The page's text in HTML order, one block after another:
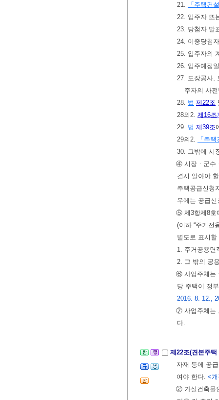
21.
「주택건
22. 입주자 또
23. 당첨자 발
24. 이중당첨
25. 입주자의
26. 입주예정일
27. 도장공사,
주자의 사
28. 법 제22조
28의2. 제16조
29. 법 제39조
29의2.
「주
30. 그밖에 시
④ 시장ㆍ군수
결시 알아야
주택공급신청
우에는 공급
⑤ 제3항제8호
(이하 “주거전
별도로 표시
1. 주거공용면
2. 그 밖의 공
⑥ 사업주체는
당 주택이 정
2016. 8. 12.,
⑦ 사업주체는
다.
제22조(견본주
자재 등에 공
여야 한다. <
② 가설건축물